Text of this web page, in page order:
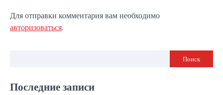
Для отправки комментария вам необходимо
авторизоваться.
Поиск
Последние записи